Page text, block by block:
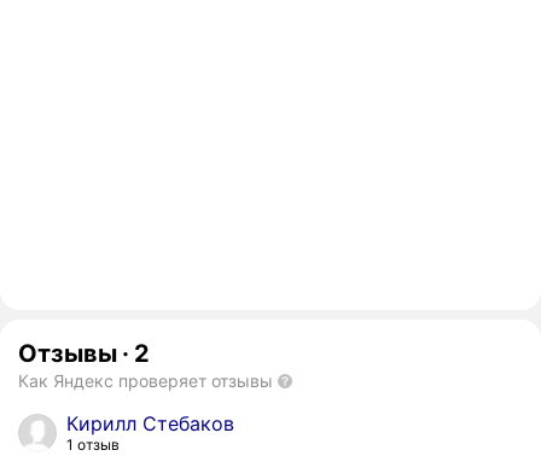
Отзывы · 2
Как Яндекс проверяет отзывы
Кирилл Стебаков
1 отзыв